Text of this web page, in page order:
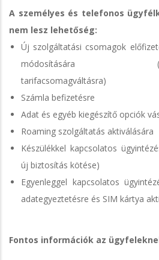
A személyes és telefonos
nem lesz lehetőség:
Új szolgáltatási csomagok
módosítására
tarifacsomagváltásra)
Számla befizetésre
Adat és egyéb kiegészítő opciók
Roaming szolgáltatás aktiválására
Készülékkel kapcsolatos
új biztosítás kötése)
Egyenleggel kapcsolatos
adategyeztetésre és SIM kártya
Fontos információk az